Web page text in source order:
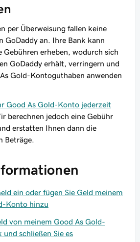
per Überweisung fallen keine
GoDaddy an. Ihre Bank kann
Gebühren erheben, wodurch sich
GoDaddy erhält, verringern und
Gold-Kontoguthaben anwenden
Good As Gold-Konto jederzeit
berechnen jedoch eine Gebühr
erstatten Ihnen dann die
Beträge.
ein oder fügen Sie Geld meinem
Konto hinzu
von meinem Good As Gold-
schließen Sie es